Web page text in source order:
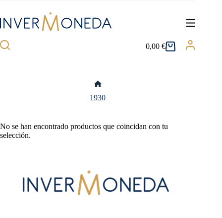
contenido
Carro
0,00€
1930
No se han encontrado productos que coincidan con tu
selección.